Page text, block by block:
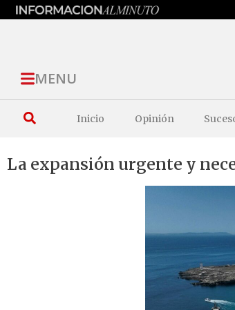
MENU
Inicio Opinión
La expansión urgente y